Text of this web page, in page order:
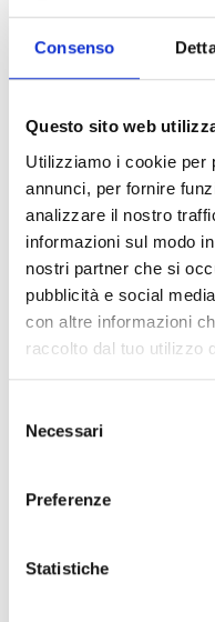
Consenso
Questo sito web
Utilizziamo i cookie per
annunci, per fornire
analizzare il nostro
informazioni sul modo
nostri partner che si
pubblicità e social
con altre informazioni
raccolto dal tuo utilizzo
Necessari
Preferenze
Statistiche
Servizi di
Cura Del
La Customer
Pianificazione
Cliente
Vendita
Center)
Visual
Grafica e
Graphic Designer